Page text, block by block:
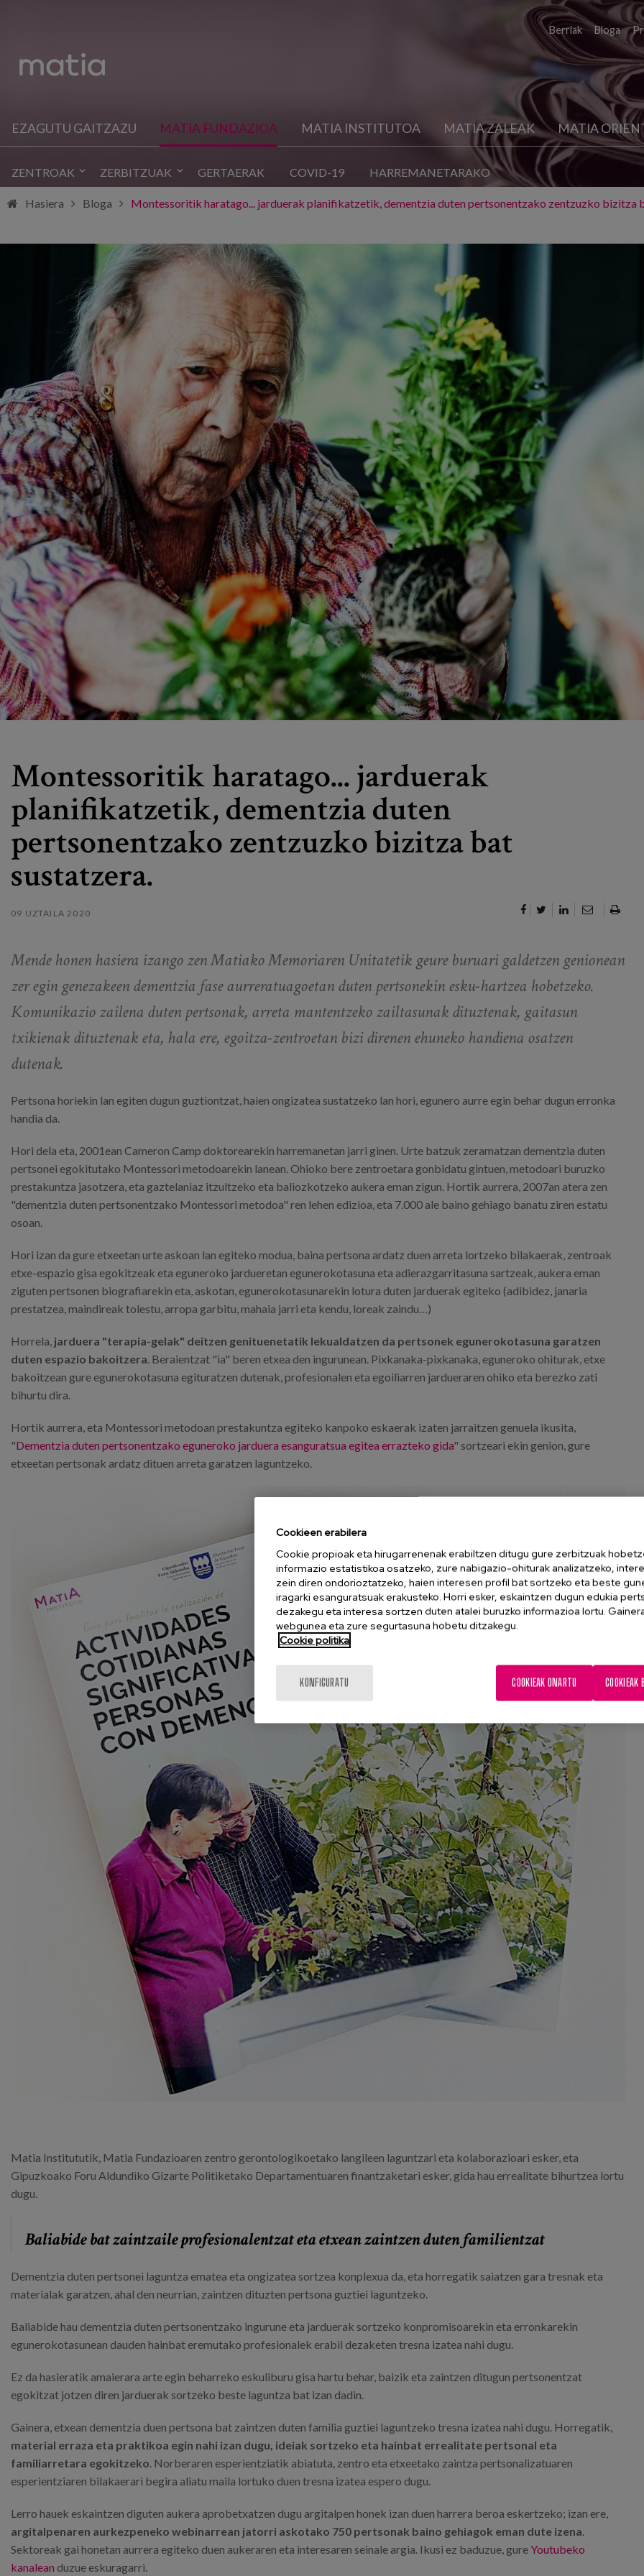
Berriak Bloga
EZAGUTU GAITZAZU MATIA FUNDAZIOA MATIA INSTITUTOA MATIA ZALEAK MATIA
ZENTROAK ZERBITZUAK GERTAERAK COVID-19 HARREMANETARAKO
Hasiera Bloga Montessoritik haratago... jarduerak planifikatzetik, dementzia duten pertsonentzako zentzuzko bizitza
Montessoritik haratago... jarduerak
planifikatzetik, dementzia duten
pertsonentzako zentzuzko bizitza bat
sustatzera.
09 UZTAILA 2020
Mende honen hasiera izango zen Matiako Memoriaren Unitatetik geure buruari galdetzen genionean
zer egin genezakeen dementzia fase aurreratuagoetan duten pertsonekin esku-hartzea hobetzeko.
Komunikazio zailena duten pertsonak, arreta mantentzeko zailtasunak dituztenak, gaitasun
txikienak dituztenak eta, hala ere, egoitza-zentroetan bizi direnen ehuneko handiena osatzen
dutenak.
Pertsona horiekin lan egiten dugun guztiontzat, haien ongizatea sustatzeko lan hori, egunero aurre egin behar dugun erronka
handia da.
Hori dela eta, 2001ean Cameron Camp doktorearekin harremanetan jarri ginen. Urte batzuk zeramatzan dementzia duten
pertsonei egokitutako Montessori metodoarekin lanean. Ohioko bere zentroetara gonbidatu gintuen, metodoari buruzko
prestakuntza jasotzera, eta gaztelaniaz itzultzeko eta baliozkotzeko aukera eman zigun. Hortik aurrera, 2007an atera zen
"dementzia duten pertsonentzako Montessori metodoa" ren lehen edizioa, eta 7.000 ale baino gehiago banatu ziren estatu
osoan.
Hori izan da gure etxeetan urte askoan lan egiteko modua, baina pertsona ardatz duen arreta lortzeko bilakaerak, zentroak
etxe-espazio gisa egokitzeak eta eguneroko jardueretan egunerokotasuna eta adierazgarritasuna sartzeak, aukera eman
ziguten pertsonen biografiarekin eta, askotan, egunerokotasunarekin lotura duten jarduerak egiteko (adibidez, janaria
prestatzea, maindireak tolestu, arropa garbitu, mahaia jarri eta kendu, loreak zaindu…)
Horrela, jarduera "terapia-gelak" deitzen genituenetatik lekualdatzen da pertsonek egunerokotasuna garatzen
duten espazio bakoitzera. Beraientzat "ia" beren etxea den ingurunean. Pixkanaka-pixkanaka, eguneroko ohiturak, etxe
bakoitzean gure egunerokotasuna egituratzen dutenak, profesionalen eta egoiliarren jardueraren ohiko eta berezko zati
bihurtu dira.
Hortik aurrera, eta Montessori metodoan prestakuntza egiteko kanpoko eskaerak izaten jarraitzen genuela ikusita,
"Dementzia duten pertsonentzako eguneroko jarduera esanguratsua egitea errazteko gida" sortzeari ekin genion, gure
etxeetan pertsonak ardatz dituen arreta garatzen laguntzeko.
Matia Institututik, Matia Fundazioaren zentro gerontologikoetako langileen laguntzari eta kolaborazioari esker, eta
Gipuzkoako Foru Aldundiko Gizarte Politiketako Departamentuaren finantzaketari esker, gida hau errealitate bihurtzea lortu
dugu.
Baliabide bat zaintzaile profesionalentzat eta etxean zaintzen duten familientzat
Dementzia duten pertsonei laguntza ematea eta ongizatea sortzea konplexua da, eta horregatik saiatzen gara tresnak eta
materialak garatzen, ahal den neurrian, zaintzen dituzten pertsona guztiei laguntzeko.
Baliabide hau dementzia duten pertsonentzako ingurune eta jarduerak sortzeko konpromisoarekin eta erronkarekin
egunerokotasunean dauden hainbat eremutako profesionalek erabil dezaketen tresna izatea nahi dugu.
Ez da hasieratik amaierara arte egin beharreko eskuliburu gisa hartu behar, baizik eta zaintzen ditugun pertsonentzat
egokitzat jotzen diren jarduerak sortzeko beste laguntza bat izan dadin.
Gainera, etxean dementzia duen pertsona bat zaintzen duten familia guztiei laguntzeko tresna izatea nahi dugu. Horregatik,
material erraza eta praktikoa egin nahi izan dugu, ideiak sortzeko eta hainbat errealitate pertsonal eta
familiarretara egokitzeko . Norberaren esperientziatik abiatuta, zentro eta etxeetako zaintza pertsonalizatuaren
esperientziaren bilakaerari begira aliatu maila lortuko duen tresna izatea espero dugu.
Lerro hauek eskaintzen diguten aukera aprobetxatzen dugu argitalpen honek izan duen harrera beroa eskertzeko; izan ere,
argitalpenaren aurkezpeneko webinarrean jatorri askotako 750 pertsonak baino gehiagok eman dute izena
Sektoreak gai honetan aurrera egiteko duen aukeraren eta interesaren seinale argia. Ikusi ez baduzue, gureYoutubeko
kanalean duzue eskuragarri.
Cookieen erabilera
Cookie propioak eta hirugarrenenak erabiltzen ditugu gure zerbitzuak
informazio estatistikoa osatzeko, zure nabigazio-ohiturak analizatzeko,
zein diren ondorioztatzeko, haien interesen profil bat sortzeko eta beste
iragarki esanguratsuak erakusteko. Horri esker, eskaintzen dugun edukia
dezakegu eta interesa sortzen duten atalei buruzko informazioa lortu.
webgunea eta zure segurtasuna hobetu ditzakegu.
Cookie politika
KONFIGURATU COOKIEAK
COOKIEAK ONARTU